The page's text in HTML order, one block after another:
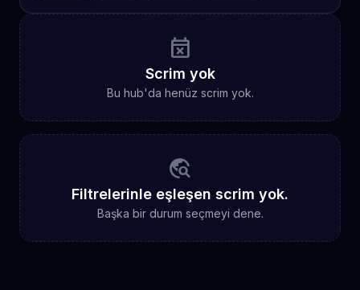
event_busy
Scrim yok
Bu hub'da henüz scrim yok.
travel_explore
Filtrelerinle eşleşen scrim yok.
Başka bir durum seçmeyi dene.